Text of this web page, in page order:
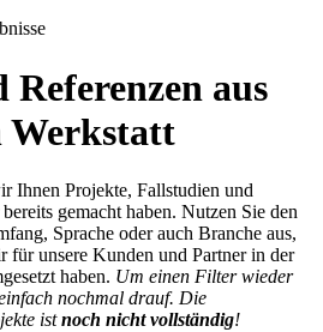
aus
Werkstatt
Ihnen Projekte, Fallstudien und
gemacht haben. Nutzen Sie den
Sprache oder auch Branche aus,
für unsere Kunden und Partner in der
haben. Um einen Filter wieder
nochmal drauf. Die
istnoch nicht vollständig!